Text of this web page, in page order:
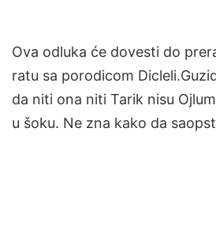
Ova odluka će dovesti do
ratu sa porodicom
da niti ona niti Tarik nisu
u šoku. Ne zna kako da